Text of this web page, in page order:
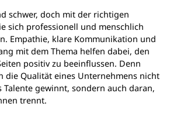
schwer, doch mit der richtigen
sich professionell und menschlich
Empathie, klare Kommunikation und
mit dem Thema helfen dabei, den
positiv zu beeinflussen. Denn
die Qualität eines Unternehmens nicht
Talente gewinnt, sondern auch daran,
trennt.